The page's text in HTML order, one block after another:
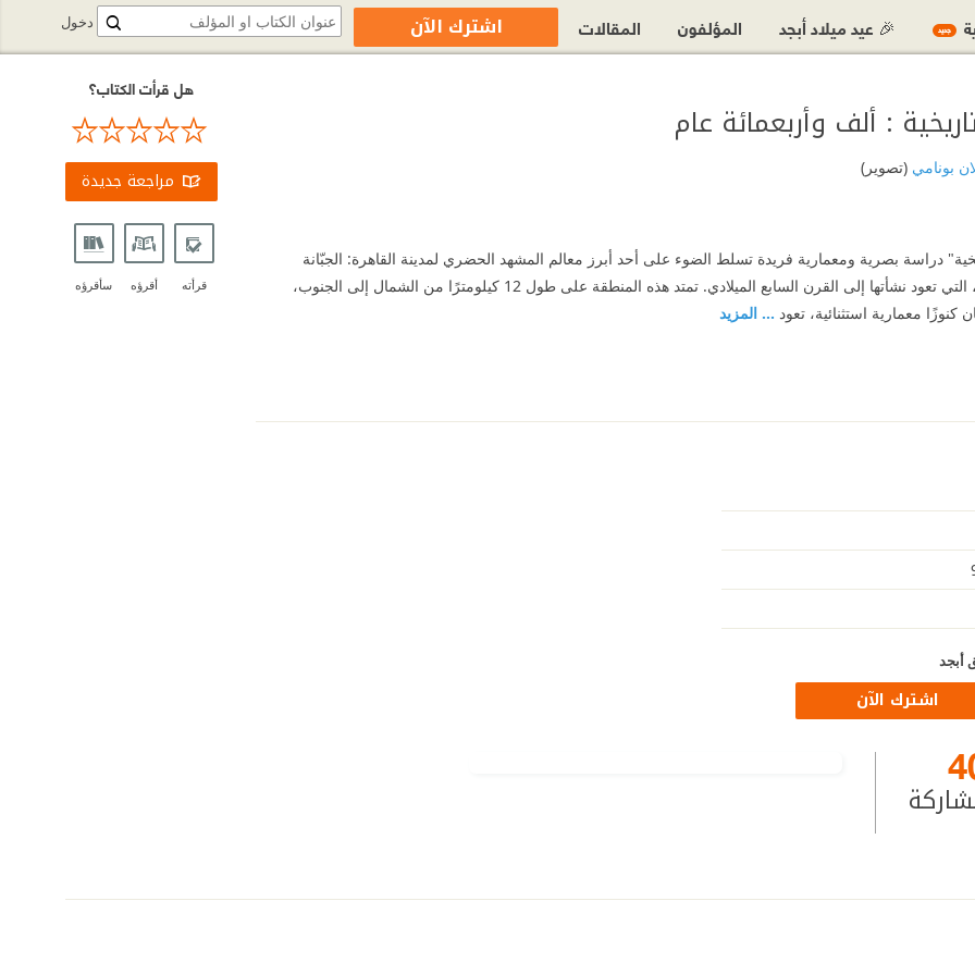
: ألف وأربعمائة عام
بونامي(تصوير)
دراسة بصرية ومعمارية فريدة تسلط الضوء على أحد أبرز معالم المشهد الحضري لمدينة القاهرة: الجبّانة
التاريخية أو ال "نيكروبوليس"، التي تعود نشأتها إلى القرن السابع الميلادي. تمتد هذه المنطقة على طول 12 كيلومترًا من الشمال إلى الجنوب،
معمارية استثنائية، تعود ... المزيد
أبجد
اشترك الآن
هل قرأت الكتاب؟
مراجعة جديدة
قرأته أقرؤه سأقرؤه
دخول جديد 🎉 عيد ميلاد أبجد المؤلفون المقالات اشترك الآن